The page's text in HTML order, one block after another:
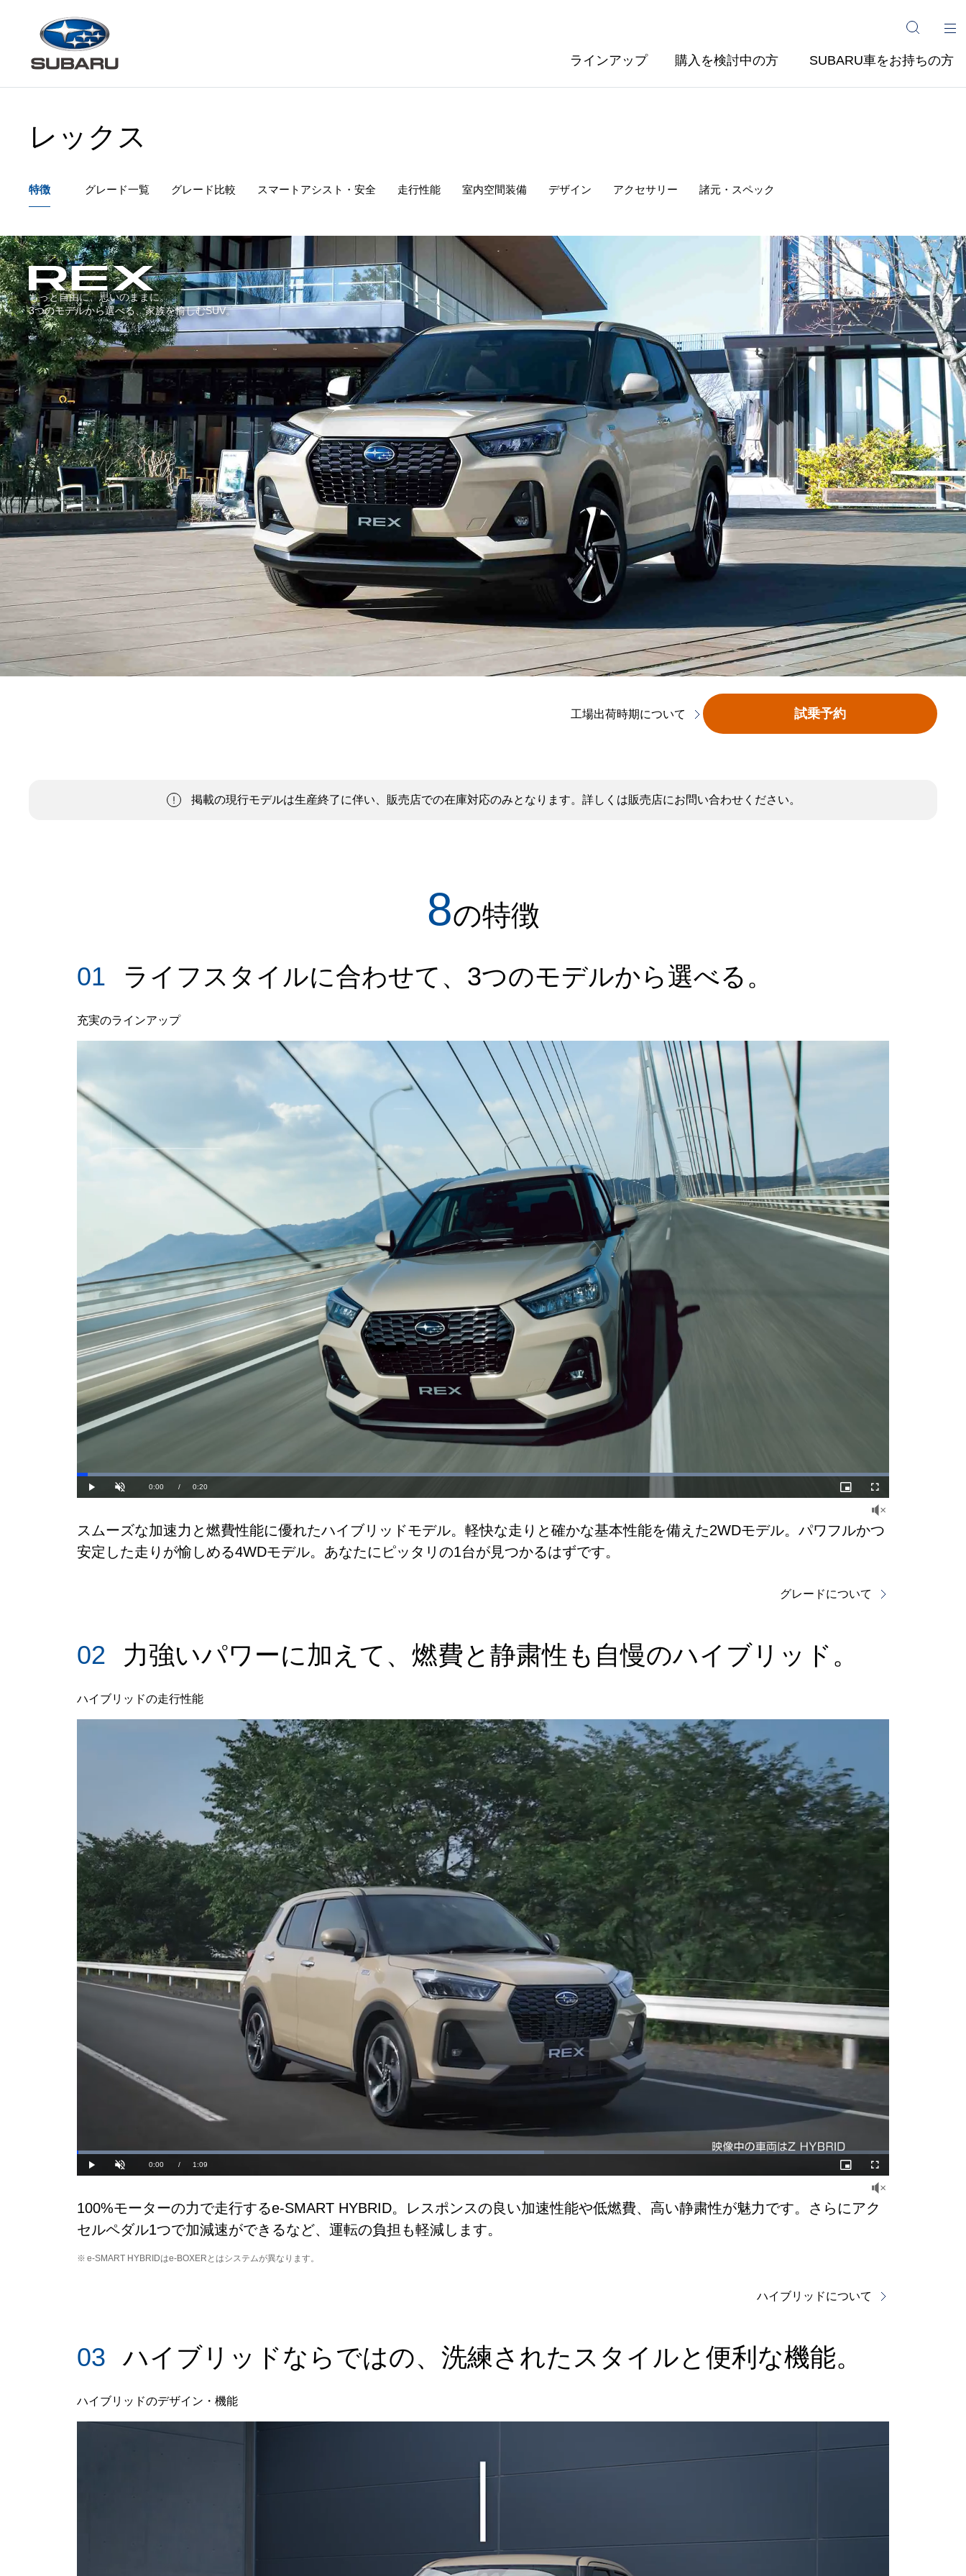
ラインアップ 購入を検討中の方 SUBARU車をお持ちの方
レックス
特徴 グレード一覧 グレード 比較 スマートアシスト・安全 走行性能 室内空間装備 デザイン アクセサリー 諸元・スペック
もっと自由に、思いのままに。
3つのモデルから選べる、家族を愉しむSUV。
工場出荷時期について 試乗予約
掲載の現行モデルは生産終了に伴い、販売店での在庫対応のみとなります。詳しくは販売店にお問い合わせください。
8の特徴
01 ライフスタイルに合わせて、3つのモデルから選べる。
充実のラインアップ
Play Unmute Current
0:00 / Duration
0:20
Loaded:
Picture-
in-
Fullscreen
スムーズな加速力と燃費性能に優れたハイブリッドモデル。軽快な走りと確かな基本性能を備えた2WDモデル。パワフルかつ
安定した走りが愉しめる4WDモデル。あなたにピッタリの1台が見つかるはずです。
グレードについて
02 力強いパワーに加えて、燃費と静粛性も自慢のハイブリッド。
ハイブリッドの走行性能
Play Unmute Current
0:00 / Duration
1:09
Loaded:
Picture-
in-
Fullscreen
100%モーターの力で走行するe-SMART HYBRID。レスポンスの良い加速性能や低燃費、高い静粛性が魅力です。さらにアク
セルペダル1つで加減速ができるなど、運転の負担も軽減します。
※ e-SMART HYBRIDはe-BOXERとはシステムが異なります。
ハイブリッドについて
03 ハイブリッドならではの、洗練されたスタイルと便利な機能。
ハイブリッドのデザイン・機能